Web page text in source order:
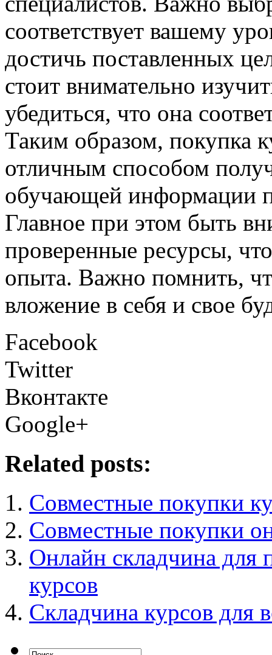
соответствует вашему
достичь поставленных
стоит внимательно
убедиться, что она
Таким образом, покупка
отличным способом
обучающей информации
Главное при этом быть
проверенные ресурсы,
опыта. Важно помнить,
вложение в себя и свое
Facebook
Twitter
Вконтакте
Google+
Related posts:
Совместные покупки
Совместные покупки
Онлайн складчина для
курсов
Складчина курсов для